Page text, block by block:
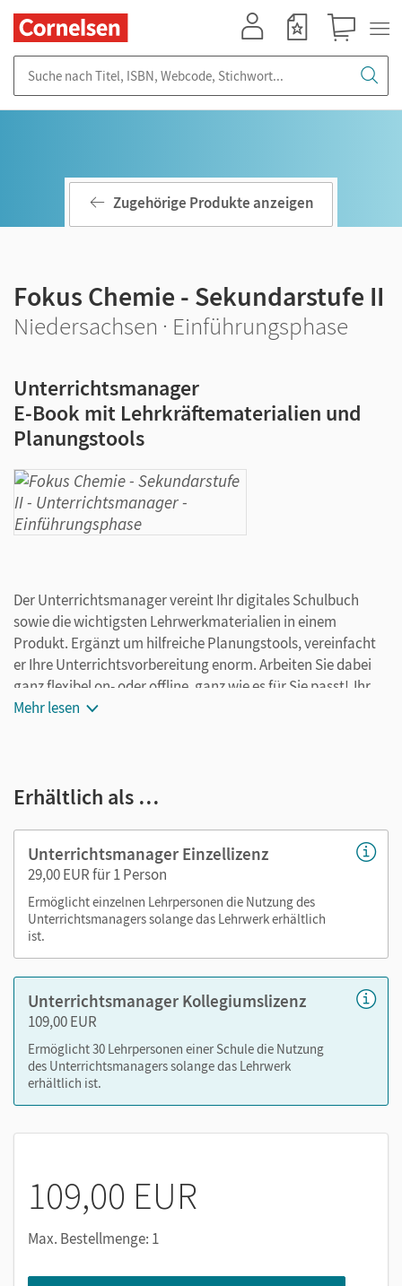
Zugehörige Produkte anzeigen
Fokus Chemie - Sekundarstufe II
Niedersachsen · Einführungsphase
Unterrichtsmanager
E-Book mit Lehrkräftematerialien und
Planungstools
Der Unterrichtsmanager vereint Ihr digitales Schulbuch
sowie die wichtigsten Lehrwerkmaterialien in einem
Produkt. Ergänzt um hilfreiche Planungstools, vereinfacht
er Ihre Unterrichtsvorbereitung enorm. Arbeiten Sie dabei
ganz flexibel on- oder offline, ganz wie es für Sie passt! Ihr
Unterrichtsmanager enthält:
Videos
Grafiken
Kopiervorlagen
editierbare Kopiervorlagen
editierbare Gefährdungsbeurteilungen
Diagnosebögen
3D Moleküle
Nutzen Sie den Unterrichtsmanager auf lernen.cornelsen.de
oder über die Cornelsen Lernen App.
Mehr lesen
Erhältlich als …
Unterrichtsmanager Einzellizenz
29,00 EUR für 1 Person
Ermöglicht einzelnen Lehrpersonen die Nutzung des
Unterrichtsmanagers solange das Lehrwerk erhältlich
ist.
Unterrichtsmanager Kollegiumslizenz
109,00 EUR
Ermöglicht 30 Lehrpersonen einer Schule die Nutzung
des Unterrichtsmanagers solange das Lehrwerk
erhältlich ist.
109,00 EUR
Max. Bestellmenge: 1